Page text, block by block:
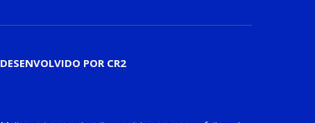
DESENVOLVIDO POR CR2